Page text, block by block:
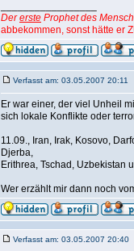
Dererste Prophet des
abbekommen, sonst hätte er
Verfasst am: 03.05.2007
Er war einer, der viel Unheil
sich lokale Konflikte oder
11.09., Iran, Irak, Kosovo,
Djerba,
Erithrea, Tschad, Uzbekistan
Wer erzählt mir dann noch
Verfasst am: 03.05.2007